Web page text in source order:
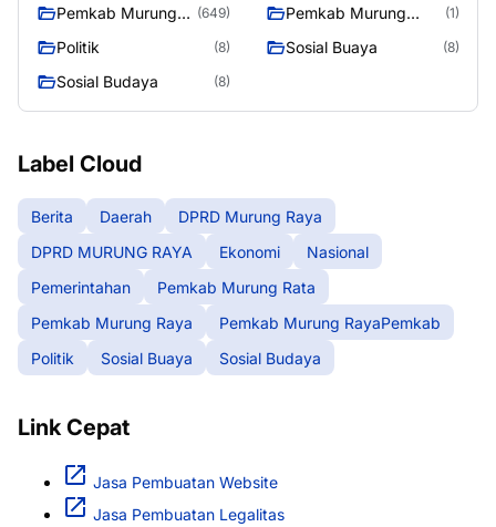
Pemkab Murung
(649)
Pemkab Murung
(1)
Politik (8) Sosial Buaya (8)
Sosial Budaya (8)
Label Cloud
Berita Daerah
DPRD Murung Raya
DPRD MURUNG RAYA
Ekonomi
Nasional
Pemerintahan
Pemkab Murung Rata
Pemkab Murung Raya
Pemkab Murung RayaPemkab
Politik
Sosial Buaya Sosial Budaya
Link Cepat
Jasa Pembuatan Website
Jasa Pembuatan Legalitas